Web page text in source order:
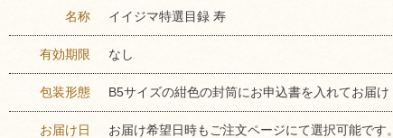
名称 イイジマ特選目録 寿
有効期限 なし
包装形態 B5サイズの紺色の封筒にお申込書を入れてお届け
お届け日 お届け希望日時もご注文ページにて選択可能です。